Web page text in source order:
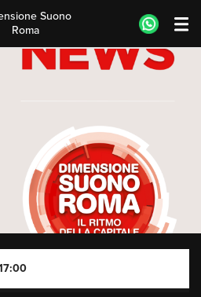
Suono
Roma